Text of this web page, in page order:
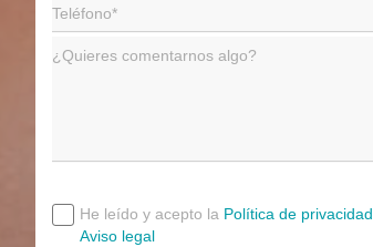
He leído y acepto la Política de privacidad
Aviso legal